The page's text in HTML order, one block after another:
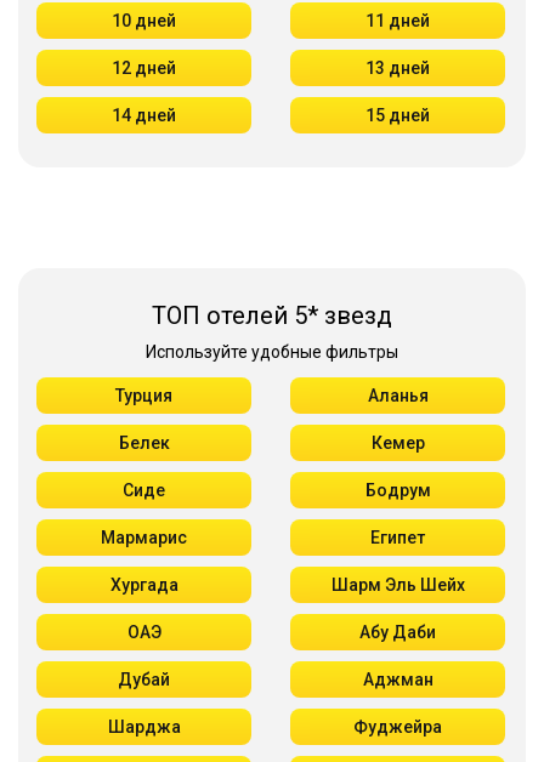
10 дней 11 дней
12 дней 13 дней
14 дней 15 дней
ТОП отелей 5* звезд
Используйте удобные фильтры
Турция Аланья
Белек Кемер
Сиде Бодрум
Мармарис Египет
Хургада Шарм Эль Шейх
ОАЭ Абу Даби
Дубай Аджман
Шарджа Фуджейра